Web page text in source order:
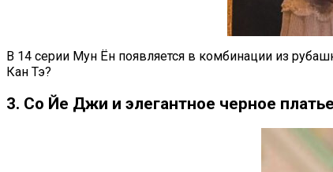
В 14 серии Мун Ён появляется в комбинации из
Кан Тэ?
3. Со Йе Джи и элегантное черное платье